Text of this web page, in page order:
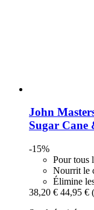
John
Sugar Cane
-15%
Pour tous
Nourrit le
Élimine
38,20 € 44,95 €